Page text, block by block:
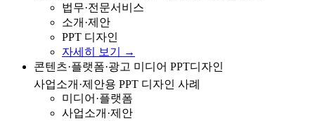
법무·전문서비스
소개·제안
PPT 디자인
자세히 보기 →
콘텐츠·플랫폼·광고 미디어 분야 사업소개/제안용 PPT
디자인
콘텐츠·플랫폼·광고 미디어 PPT디자인
사업소개·제안용 PPT 디자인 사례
미디어·플랫폼
사업소개·제안